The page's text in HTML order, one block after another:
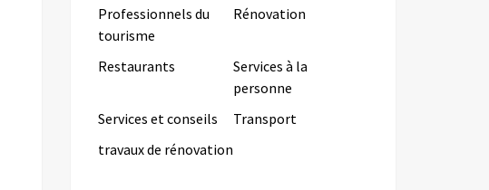
Professionnels du
tourisme
Rénovation
Restaurants
Services à la
personne
Services et conseils
Transport
travaux de rénovation